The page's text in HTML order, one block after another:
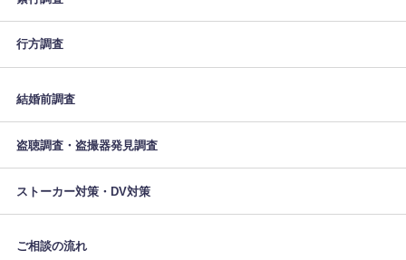
行方調査
結婚前調査
盗聴調査・盗撮器発見調査
ストーカー対策・DV対策
ご相談の流れ